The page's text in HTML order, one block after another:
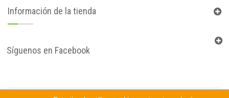
Información de la tienda
Síguenos en Facebook